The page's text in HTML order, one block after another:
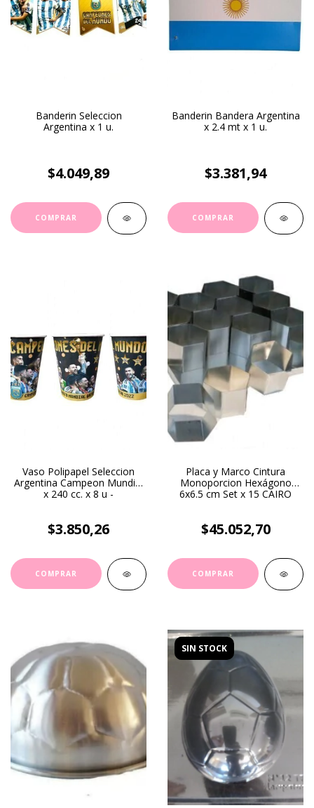
Banderin Seleccion
Argentina x 1 u.
$4.049,89
Banderin Bandera Argentina
x 2.4 mt x 1 u.
$3.381,94
Vaso Polipapel Seleccion
Argentina Campeon Mundial
x 240 cc. x 8 u -
$3.850,26
Placa y Marco Cintura
Monoporcion Hexágono
6x6.5 cm Set x 15 CAIRO
$45.052,70
SIN STOCK